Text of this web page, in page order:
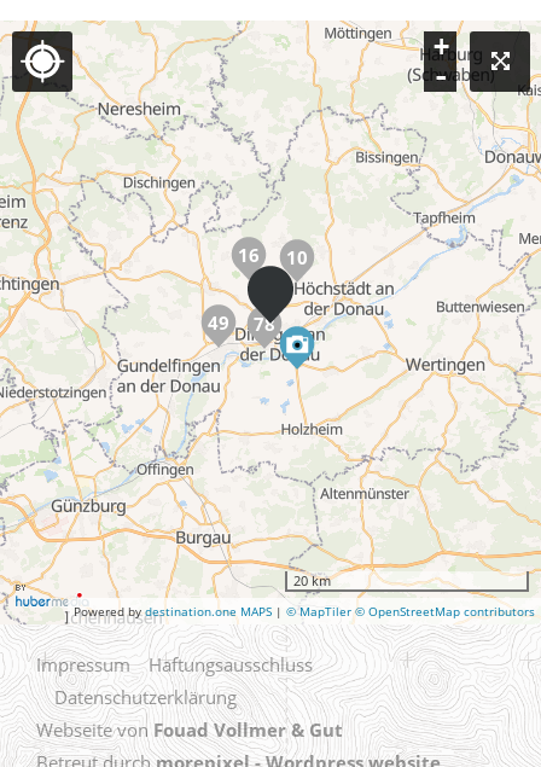
49
16
78
10
+
-
20 km
Powered bydestination.one MAPS | © MapTiler © OpenStreetMap contributors
Impressum
Haftungsausschluss
Datenschutzerklärung
Webseite von Fouad Vollmer & Gut
Betreut durchmorepixel - Wordpress website